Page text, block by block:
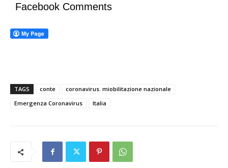
Facebook Comments
TAGS conte
coronavirus. miobilitazione nazionale
Emergenza Coronavirus
Italia